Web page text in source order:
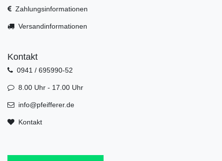
Zahlungsinformationen
Versandinformationen
Kontakt
0941 / 695990-52
8.00 Uhr - 17.00 Uhr
info@pfeifferer.de
Kontakt